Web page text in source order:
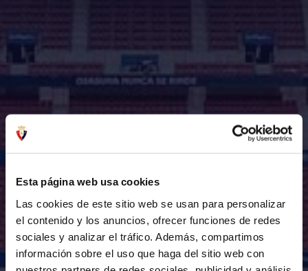
Esta página web usa cookies
Las cookies de este sitio web se usan para personalizar
el contenido y los anuncios, ofrecer funciones de redes
sociales y analizar el tráfico. Además, compartimos
información sobre el uso que haga del sitio web con